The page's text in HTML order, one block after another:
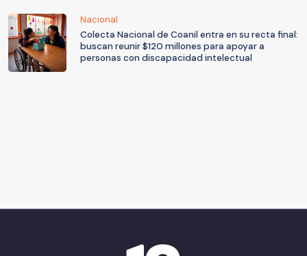
Nacional
Colecta Nacional de Coanil entra en su recta final:
buscan reunir $120 millones para apoyar a
personas con discapacidad intelectual